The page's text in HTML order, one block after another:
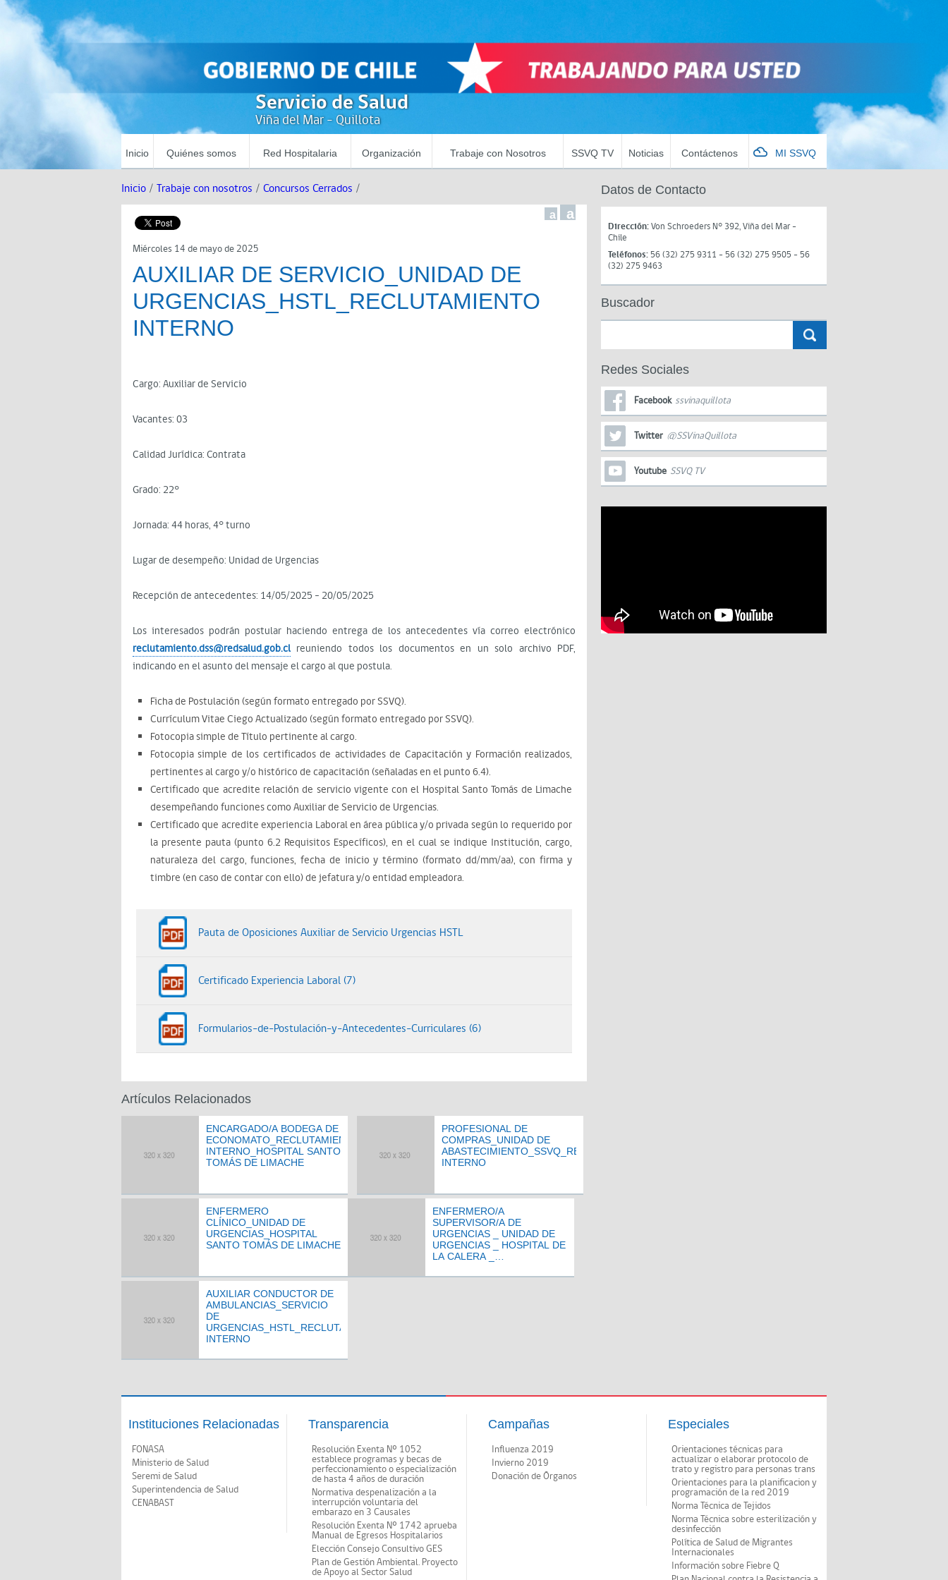
Servicio de Salud
Viña del Mar - Quillota
Inicio Quiénes somos Red Hospitalaria Organización Trabaje con Nosotros SSVQ TV Noticias Contáctenos MI SSVQ
Inicio / Trabaje con nosotros / Concursos Cerrados /
a a
Miércoles 14 de mayo de 2025
AUXILIAR DE SERVICIO_UNIDAD DE
URGENCIAS_HSTL_RECLUTAMIENTO
INTERNO
Cargo: Auxiliar de Servicio
Vacantes: 03
Calidad Jurídica: Contrata
Grado: 22°
Jornada: 44 horas, 4° turno
Lugar de desempeño: Unidad de Urgencias
Recepción de antecedentes: 14/05/2025 - 20/05/2025
Los interesados podrán postular haciendo entrega de los antecedentes vía correo electrónico
reclutamiento.dss@redsalud.gob.clreuniendo todos los documentos en un solo archivo PDF,
indicando en el asunto del mensaje el cargo al que postula.
Ficha de Postulación (según formato entregado por SSVQ).
Currículum Vitae Ciego Actualizado (según formato entregado por SSVQ).
Fotocopia simple de Título pertinente al cargo.
Fotocopia simple de los certificados de actividades de Capacitación y Formación realizados,
pertinentes al cargo y/o histórico de capacitación (señaladas en el punto 6.4).
Certificado que acredite relación de servicio vigente con el Hospital Santo Tomás de Limache
desempeñando funciones como Auxiliar de Servicio de Urgencias.
Certificado que acredite experiencia Laboral en área pública y/o privada según lo requerido por
la presente pauta (punto 6.2 Requisitos Específicos), en el cual se indique Institución, cargo,
naturaleza del cargo, funciones, fecha de inicio y término (formato dd/mm/aa), con firma y
timbre (en caso de contar con ello) de jefatura y/o entidad empleadora.
Pauta de Oposiciones Auxiliar de Servicio Urgencias HSTL
Certificado Experiencia Laboral (7)
Formularios-de-Postulación-y-Antecedentes-Curriculares (6)
Artículos Relacionados
ENCARGADO/A BODEGA DE
ECONOMATO_RECLUTAMIENTO
INTERNO_HOSPITAL SANTO
TOMÁS DE LIMACHE
PROFESIONAL DE
COMPRAS_UNIDAD DE
ABASTECIMIENTO_SSVQ_RECLUTAMIENTO
INTERNO
ENFERMERO
CLÍNICO_UNIDAD DE
URGENCIAS_HOSPITAL
SANTO TOMÁS DE LIMACHE
ENFERMERO/A
SUPERVISOR/A DE
URGENCIAS _ UNIDAD DE
URGENCIAS _ HOSPITAL DE
LA CALERA _
AUXILIAR CONDUCTOR DE
AMBULANCIAS_SERVICIO
DE
URGENCIAS_HSTL_RECLUTAMIENTO
INTERNO
Datos de Contacto
Dirección:Von Schroeders N° 392, Viña del Mar -
Chile
Teléfonos: 56 (32) 275 9311 - 56 (32) 275 9505 - 56
(32) 275 9463
Buscador
Redes Sociales
Facebook ssvinaquillota
Twitter @SSVinaQuillota
Youtube SSVQ TV
Instituciones Relacionadas
FONASA
Ministerio de Salud
Seremi de Salud
Superintendencia de Salud
CENABAST
Transparencia
Resolución Exenta Nº 1052
establece programas y becas de
perfeccionamiento o especialización
de hasta 4 años de duración
Normativa despenalización a la
interrupción voluntaria del
embarazo en 3 Causales
Resolución Exenta Nº 1742 aprueba
Manual de Egresos Hospitalarios
Elección Consejo Consultivo GES
Plan de Gestión Ambiental. Proyecto
de Apoyo al Sector Salud
Campañas
Influenza 2019
Invierno 2019
Donación de Órganos
Especiales
Orientaciones técnicas para
actualizar o elaborar protocolo de
trato y registro para personas trans
Orientaciones para la planificacion y
programación de la red 2019
Norma Técnica de Tejidos
Norma Técnica sobre esterilización y
desinfección
Política de Salud de Migrantes
Internacionales
Información sobre Fiebre Q